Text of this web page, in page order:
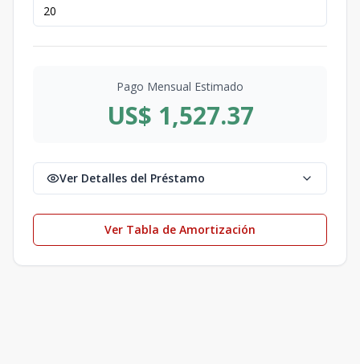
Pago Mensual Estimado
US$ 1,527.37
Ver Detalles del Préstamo
Ver Tabla de Amortización